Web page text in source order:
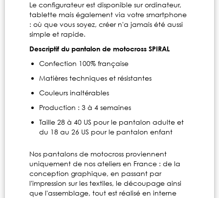
Le configurateur est disponible sur ordinateur,
tablette mais également via votre smartphone
: où que vous soyez, créer n'a jamais été aussi
simple et rapide.
Descriptif du pantalon de motocross SPIRAL
Confection 100% française
Matières techniques et résistantes
Couleurs inaltérables
Production : 3 à 4 semaines
Taille 28 à 40 US pour le pantalon adulte et
du 18 au 26 US pour le pantalon enfant
Nos pantalons de motocross proviennent
uniquement de nos ateliers en France : de la
conception graphique, en passant par
l'impression sur les textiles, le découpage ainsi
que l'assemblage, tout est réalisé en interne